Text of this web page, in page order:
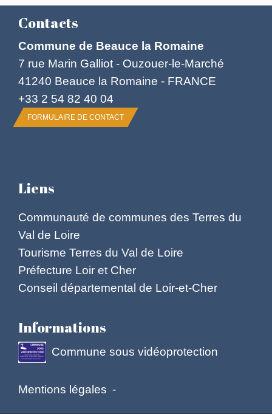
Contacts
Commune de Beauce la Romaine
7 rue Marin Galliot - Ouzouer-le-Marché
41240 Beauce la Romaine - FRANCE
+33 2 54 82 40 04
FORMULAIRE DE CONTACT
Liens
Communauté de communes des Terres du
Val de Loire
Tourisme Terres du Val de Loire
Préfecture Loir et Cher
Conseil départemental de Loir-et-Cher
Informations
Commune sous vidéoprotection
Mentions légales -